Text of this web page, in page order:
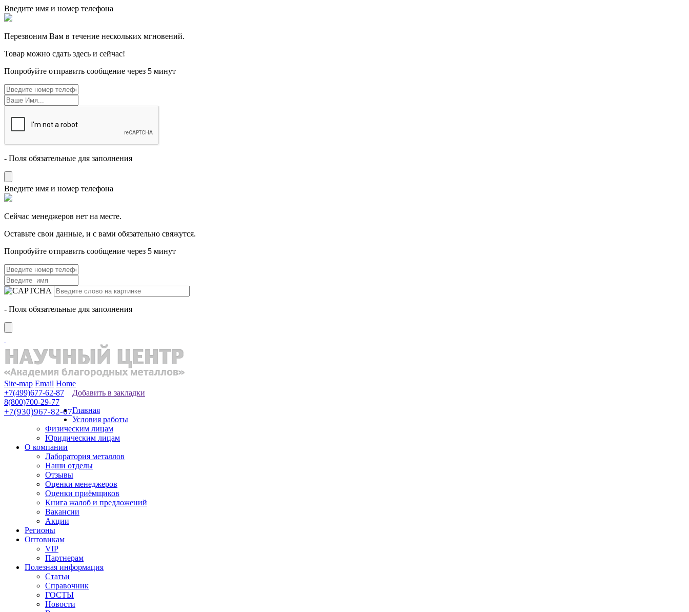
Введите имя и номер телефона
Перезвоним Вам в течение нескольких мгновений.
Товар можно сдать здесь и сейчас!
Попробуйте отправить сообщение через 5 минут
- Поля обязательные для заполнения
Введите имя и номер телефона
Cейчас менеджеров нет на месте.
Оставьте свои данные, и с вами обязательно свяжутся.
Попробуйте отправить сообщение через 5 минут
- Поля обязательные для заполнения
Site-map Email Home
+7(499)677-62-87
8(800)700-29-77
+7(930)967-82-67
Добавить в закладки
Главная
Условия работы
Физическим лицам
Юридическим лицам
О компании
Лаборатория металлов
Наши отделы
Отзывы
Оценки менеджеров
Оценки приёмщиков
Книга жалоб и предложений
Вакансии
Акции
Регионы
Оптовикам
VIP
Партнерам
Полезная информация
Статьи
Справочник
ГОСТЫ
Новости